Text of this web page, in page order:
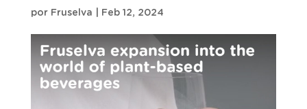
por Fruselva Feb 12, 2024